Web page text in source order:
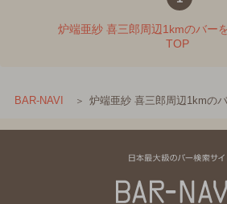
炉端亜紗 喜三郎周辺1kmのバー
TOP
BAR-NAVI 炉端亜紗 喜三郎周辺1kmの